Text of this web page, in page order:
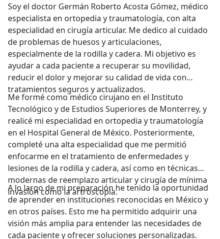
Soy el doctor Germán Roberto Acosta Gómez, médico
especialista en ortopedia y traumatología, con alta
especialidad en cirugía articular. Me dedico al cuidado
de problemas de huesos y articulaciones,
especialmente de la rodilla y cadera. Mi objetivo es
ayudar a cada paciente a recuperar su movilidad,
reducir el dolor y mejorar su calidad de vida con
tratamientos seguros y actualizados.
Me formé como médico cirujano en el Instituto
Tecnológico y de Estudios Superiores de Monterrey, y
realicé mi especialidad en ortopedia y traumatología
en el Hospital General de México. Posteriormente,
completé una alta especialidad que me permitió
enfocarme en el tratamiento de enfermedades y
lesiones de la rodilla y cadera, así como en técnicas
modernas de reemplazo articular y cirugía de mínima
invasión como la artroscopia.
A lo largo de mi preparación he tenido la oportunidad
de aprender en instituciones reconocidas en México y
en otros países. Esto me ha permitido adquirir una
visión más amplia para entender las necesidades de
cada paciente y ofrecer soluciones personalizadas.